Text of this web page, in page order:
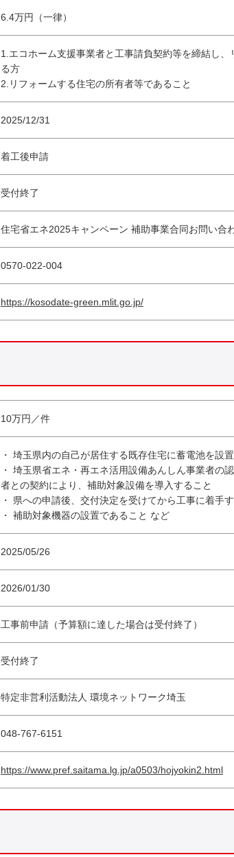
6.4万円（一律）
1.エコホーム支援事業者と工事請負契約等を締結し、
る方
2.リフォームする住宅の所有者等であること
2025/12/31
着工後申請
受付終了
住宅省エネ2025キャンペーン 補助事業合同お問い合
0570-022-004
https://kosodate-green.mlit.go.jp/
10万円／件
・ 埼玉県内の自己が居住する既存住宅に蓄電池を設
・ 埼玉県省エネ・再エネ活用設備あんしん事業者の
者との契約により、補助対象設備を導入すること
・ 県への申請後、交付決定を受けてから工事に着手
・ 補助対象機器の設置であること など
2025/05/26
2026/01/30
工事前申請（予算額に達した場合は受付終了）
受付終了
特定非営利活動法人 環境ネットワーク埼玉
048-767-6151
https://www.pref.saitama.lg.jp/a0503/hojyokin2.html